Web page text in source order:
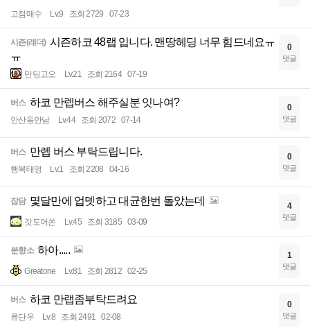
고점매수 Lv.9 조회 2729 07-23
시즌(래더) 시즌하코 48랩 입니다. 맨땅헤딩 너무 힘드네요ㅠ
ㅠ
만딩고오 Lv.21 조회 2164 07-19
0
댓글
버스 하코 만렙버스 해주실분 잇나여?
안산동안남 Lv.44 조회 2072 07-14
0
댓글
버스 만렙 버스 부탁드립니다.
행복태영 Lv.1 조회 2208 04-16
0
댓글
잡담 몇달만에 업뎃하고 대균한번 돌았는데
갓도어쏜 Lv.45 조회 3185 03-09
4
댓글
분향소 하아.....
Greatone Lv.81 조회 2812 02-25
1
댓글
버스 하코 만랩좀부탁드려요
류단우 Lv.8 조회 2491 02-08
0
댓글